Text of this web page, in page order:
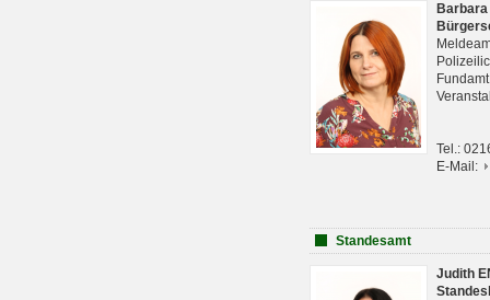
Tel.:
E-Mail:
Standesamt
Judith